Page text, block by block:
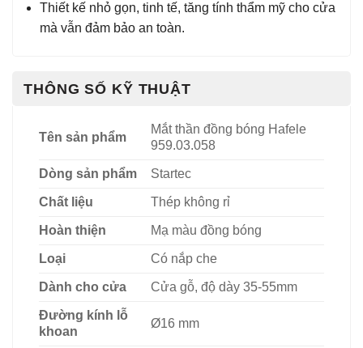
Thiết kế nhỏ gọn, tinh tế, tăng tính thẩm mỹ cho cửa
mà vẫn đảm bảo an toàn.
THÔNG SỐ KỸ THUẬT
Tên sản phẩm
Mắt thần đồng bóng Hafele
959.03.058
Dòng sản phẩm Startec
Chất liệu Thép không rỉ
Hoàn thiện Mạ màu đồng bóng
Loại Có nắp che
Dành cho cửa Cửa gỗ, độ dày 35-55mm
Đường kính lỗ
khoan
Ø16 mm